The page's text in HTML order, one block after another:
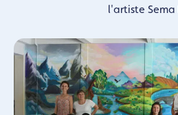
l'artiste Sema